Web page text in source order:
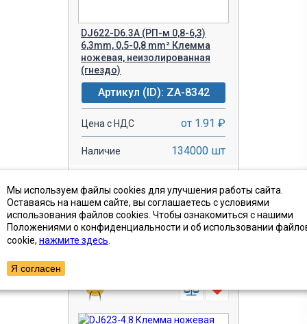
DJ622-D6.3A (РП-м 0,8-6,3)
6,3mm, 0,5-0,8 mm² Клемма
ножевая, неизолированная
(гнездо)
Артикул (ID): ZA-8342
Цена с НДС от 1.91 ₽
Наличие 134000 шт
+
БЫСТРЫЙ ЗАКАЗ
Мы используем файлы cookies для улучшения работы сайта.
Оставаясь на нашем сайте, вы соглашаетесь с условиями
использования файлов cookies. Чтобы ознакомиться с нашими
Положениями о конфиденциальности и об использовании
cookie, нажмите здесь
Я согласен